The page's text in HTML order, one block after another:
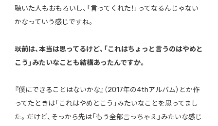
聴いた人もおもろいし、「言ってくれた！」ってなるんじゃない
かなっていう感じですね。
――以前は、本当は思ってるけど、「これはちょっと言うのはやめと
こう」みたいなことも結構あったんですか。
『僕にできることはないかな』（2017年の4thアルバム）とか作
ってたときは「これはやめとこう」みたいなことを思ってまし
た。だけど、そっから先は「もう全部言っちゃえ」みたいな感じ